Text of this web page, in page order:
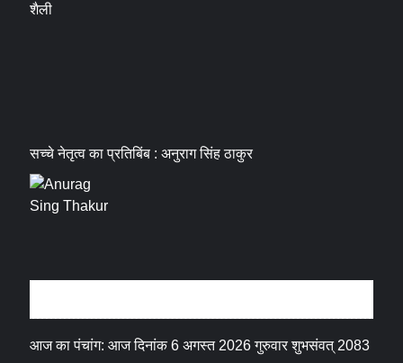
शैली
सच्चे नेतृत्व का प्रतिबिंब : अनुराग सिंह ठाकुर
आज का पंचांग: आज दिनांक 6 अगस्त 2026 गुरुवार शुभसंवत् 2083